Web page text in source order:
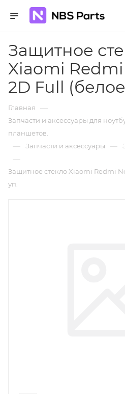
Защитное
Xiaomi
2D Full
Главная —
Запчасти и аксессуары для
планшетов.
— Запчасти и аксессуары —
—
Защитное стекло Xiaomi Redmi
уп.